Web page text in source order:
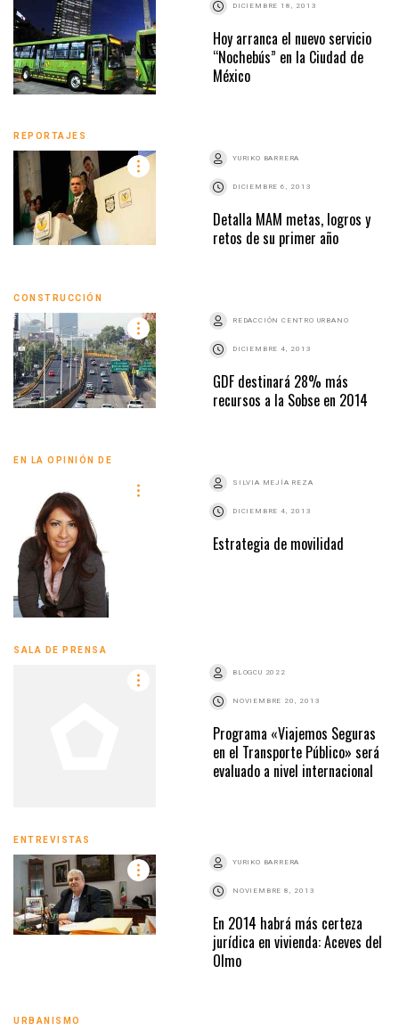
DICIEMBRE 18, 2013
Hoy arranca el nuevo servicio
“Nochebús” en la Ciudad de
México
REPORTAJES
YURIKO BARRERA
DICIEMBRE 6, 2013
Detalla MAM metas, logros y
retos de su primer año
CONSTRUCCIÓN
REDACCIÓN CENTRO URBANO
DICIEMBRE 4, 2013
GDF destinará 28% más
recursos a la Sobse en 2014
EN LA OPINIÓN DE
SILVIA MEJÍA REZA
DICIEMBRE 4, 2013
Estrategia de movilidad
SALA DE PRENSA
BLOGCU 2022
NOVIEMBRE 20, 2013
Programa «Viajemos Seguras
en el Transporte Público» será
evaluado a nivel internacional
ENTREVISTAS
YURIKO BARRERA
NOVIEMBRE 8, 2013
En 2014 habrá más certeza
jurídica en vivienda: Aceves del
Olmo
URBANISMO